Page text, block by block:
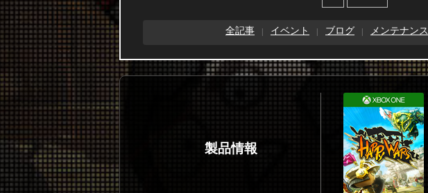
全記事 イベント ブログ メンテナンス
製品情報